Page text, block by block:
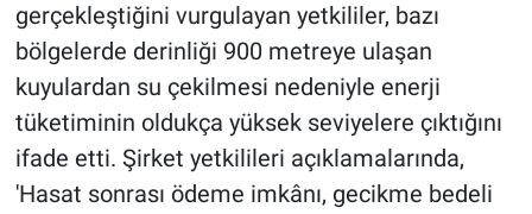
gerçekleştiğini vurgulayan yetkililer, bazı
bölgelerde derinliği 900 metreye ulaşan
kuyulardan su çekilmesi nedeniyle enerji
tüketiminin oldukça yüksek seviyelere çıktığını
ifade etti. Şirket yetkilileri açıklamalarında,
'Hasat sonrası ödeme imkânı, gecikme bedeli